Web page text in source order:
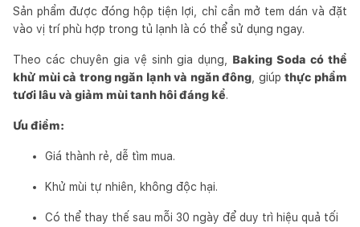
Sản phẩm được đóng hộp tiện lợi, chỉ cần mở tem dán và đặt
vào vị trí phù hợp trong tủ lạnh là có thể sử dụng ngay.
Theo các chuyên gia vệ sinh gia dụng, Baking Soda có thể
khử mùi cả trong ngăn lạnh và ngăn đông , giúpthực phẩm
tươi lâu và giảm mùi tanh hôi đáng kể.
Ưu điểm:
Giá thành rẻ, dễ tìm mua.
Khử mùi tự nhiên, không độc hại.
Có thể thay thế sau mỗi 30 ngày để duy trì hiệu quả tối